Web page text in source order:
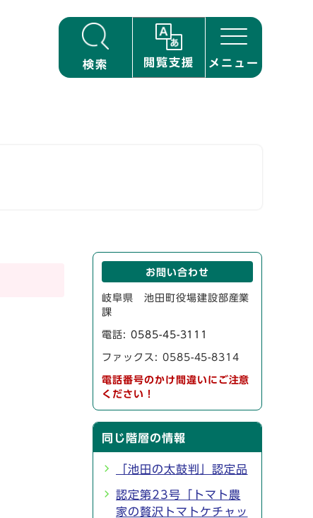
検索 閲覧支援 メニュー
お問い合わせ
岐阜県 池田町役場建設部産業
課
電話: 0585-45-3111
ファックス: 0585-45-8314
電話番号のかけ間違いにご注意
ください！
同じ階層の情報
「池田の太鼓判」認定品
認定第23号「トマト農
家の贅沢トマトケチャッ